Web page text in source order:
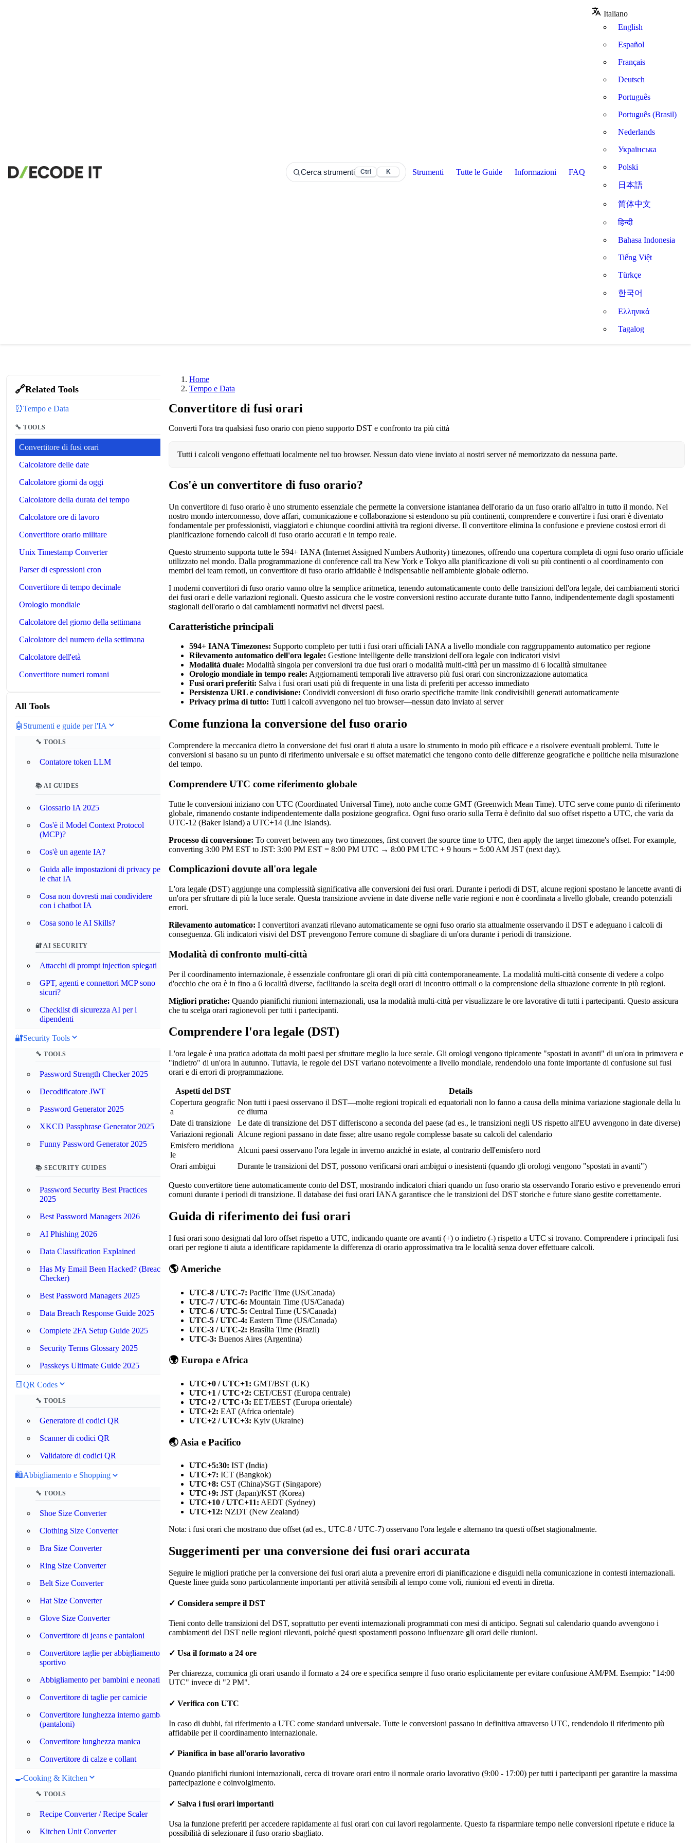
Cerca strumenti Ctrl K Strumenti Tutte le Guide Informazioni FAQ
Italiano
English
Español
Français
Deutsch
Português
Português (Brasil)
Nederlands
Українська
Polski
日本語
简体中文
हिन्दी
Bahasa Indonesia
Tiếng Việt
Türkçe
한국어
Ελληνικά
Tagalog
🔗Related Tools
⏰Tempo e Data
🔧 TOOLS
Convertitore di fusi orari
Calcolatore delle date
Calcolatore giorni da oggi
Calcolatore della durata del tempo
Calcolatore ore di lavoro
Convertitore orario militare
Unix Timestamp Converter
Parser di espressioni cron
Convertitore di tempo decimale
Orologio mondiale
Calcolatore del giorno della settimana
Calcolatore del numero della settimana
Calcolatore dell'età
Convertitore numeri romani
All Tools
🤖 Strumenti e guide per l'IA
🔧 TOOLS
Contatore token LLM
📚 AI GUIDES
Glossario IA 2025
Cos'è il Model Context Protocol
(MCP)?
Cos'è un agente IA?
Guida alle impostazioni di privacy per
le chat IA
Cosa non dovresti mai condividere
con i chatbot IA
Cosa sono le AI Skills?
🔐 AI SECURITY
Attacchi di prompt injection spiegati
GPT, agenti e connettori MCP sono
sicuri?
Checklist di sicurezza AI per i
dipendenti
🔐Security Tools
🔧 TOOLS
Password Strength Checker 2025
Decodificatore JWT
Password Generator 2025
XKCD Passphrase Generator 2025
Funny Password Generator 2025
📚 SECURITY GUIDES
Password Security Best Practices
2025
Best Password Managers 2026
AI Phishing 2026
Data Classification Explained
Has My Email Been Hacked? (Breach
Checker)
Best Password Managers 2025
Data Breach Response Guide 2025
Complete 2FA Setup Guide 2025
Security Terms Glossary 2025
Passkeys Ultimate Guide 2025
🔳QR Codes
🔧 TOOLS
Generatore di codici QR
Scanner di codici QR
Validatore di codici QR
🛍️Abbigliamento e Shopping
🔧 TOOLS
Shoe Size Converter
Clothing Size Converter
Bra Size Converter
Ring Size Converter
Belt Size Converter
Hat Size Converter
Glove Size Converter
Convertitore di jeans e pantaloni
Convertitore taglie per abbigliamento
sportivo
Abbigliamento per bambini e neonati
Convertitore di taglie per camicie
Convertitore lunghezza interno gamba
(pantaloni)
Convertitore lunghezza manica
Convertitore di calze e collant
🍳Cooking & Kitchen
🔧 TOOLS
Recipe Converter / Recipe Scaler
Kitchen Unit Converter
Home
Tempo e Data
Convertitore di fusi orari
Converti l'ora tra qualsiasi fuso orario con pieno supporto DST e confronto tra più città
Tutti i calcoli vengono effettuati localmente nel tuo browser. Nessun dato viene inviato ai nostri server né memorizzato da nessuna parte.
Cos'è un convertitore di fuso orario?
Un convertitore di fuso orario è uno strumento essenziale che permette la conversione istantanea dell'orario da un fuso orario all'altro in tutto il mondo. Nel
nostro mondo interconnesso, dove affari, comunicazione e collaborazione si estendono su più continenti, comprendere e convertire i fusi orari è diventato
fondamentale per professionisti, viaggiatori e chiunque coordini attività tra regioni diverse. Il convertitore elimina la confusione e previene costosi errori di
pianificazione fornendo calcoli di fuso orario accurati e in tempo reale.
Questo strumento supporta tutte le 594+ IANA (Internet Assigned Numbers Authority) timezones, offrendo una copertura completa di ogni fuso orario ufficiale
utilizzato nel mondo. Dalla programmazione di conference call tra New York e Tokyo alla pianificazione di voli su più continenti o al coordinamento con
membri del team remoti, un convertitore di fuso orario affidabile è indispensabile nell'ambiente globale odierno.
I moderni convertitori di fuso orario vanno oltre la semplice aritmetica, tenendo automaticamente conto delle transizioni dell'ora legale, dei cambiamenti storici
dei fusi orari e delle variazioni regionali. Questo assicura che le vostre conversioni restino accurate durante tutto l'anno, indipendentemente dagli spostamenti
stagionali dell'orario o dai cambiamenti normativi nei diversi paesi.
Caratteristiche principali
594+ IANA Timezones: Supporto completo per tutti i fusi orari ufficiali IANA a livello mondiale con raggruppamento automatico per regione
Rilevamento automatico dell'ora legale: Gestione intelligente delle transizioni dell'ora legale con indicatori visivi
Modalità duale: Modalità singola per conversioni tra due fusi orari o modalità multi-città per un massimo di 6 località simultanee
Orologio mondiale in tempo reale: Aggiornamenti temporali live attraverso più fusi orari con sincronizzazione automatica
Fusi orari preferiti: Salva i fusi orari usati più di frequente in una lista di preferiti per accesso immediato
Persistenza URL e condivisione: Condividi conversioni di fuso orario specifiche tramite link condivisibili generati automaticamente
Privacy prima di tutto: Tutti i calcoli avvengono nel tuo browser—nessun dato inviato ai server
Come funziona la conversione del fuso orario
Comprendere la meccanica dietro la conversione dei fusi orari ti aiuta a usare lo strumento in modo più efficace e a risolvere eventuali problemi. Tutte le
conversioni si basano su un punto di riferimento universale e su offset matematici che tengono conto delle differenze geografiche e politiche nella misurazione
del tempo.
Comprendere UTC come riferimento globale
Tutte le conversioni iniziano con UTC (Coordinated Universal Time), noto anche come GMT (Greenwich Mean Time). UTC serve come punto di riferimento
globale, rimanendo costante indipendentemente dalla posizione geografica. Ogni fuso orario sulla Terra è definito dal suo offset rispetto a UTC, che varia da
UTC-12 (Baker Island) a UTC+14 (Line Islands).
Processo di conversione: To convert between any two timezones, first convert the source time to UTC, then apply the target timezone's offset. For example,
converting 3:00 PM EST to JST: 3:00 PM EST = 8:00 PM UTC → 8:00 PM UTC + 9 hours = 5:00 AM JST (next day).
Complicazioni dovute all'ora legale
L'ora legale (DST) aggiunge una complessità significativa alle conversioni dei fusi orari. Durante i periodi di DST, alcune regioni spostano le lancette avanti di
un'ora per sfruttare di più la luce serale. Questa transizione avviene in date diverse nelle varie regioni e non è coordinata a livello globale, creando potenziali
errori.
Rilevamento automatico: I convertitori avanzati rilevano automaticamente se ogni fuso orario sta attualmente osservando il DST e adeguano i calcoli di
conseguenza. Gli indicatori visivi del DST prevengono l'errore comune di sbagliare di un'ora durante i periodi di transizione.
Modalità di confronto multi-città
Per il coordinamento internazionale, è essenziale confrontare gli orari di più città contemporaneamente. La modalità multi-città consente di vedere a colpo
d'occhio che ora è in fino a 6 località diverse, facilitando la scelta degli orari di incontro ottimali o la comprensione della situazione corrente in più regioni.
Migliori pratiche: Quando pianifichi riunioni internazionali, usa la modalità multi-città per visualizzare le ore lavorative di tutti i partecipanti. Questo assicura
che tu scelga orari ragionevoli per tutti i partecipanti.
Comprendere l'ora legale (DST)
L'ora legale è una pratica adottata da molti paesi per sfruttare meglio la luce serale. Gli orologi vengono tipicamente "spostati in avanti" di un'ora in primavera e
"indietro" di un'ora in autunno. Tuttavia, le regole del DST variano notevolmente a livello mondiale, rendendolo una fonte importante di confusione sui fusi
orari e di errori di programmazione.
Aspetti del DST
Details
Copertura geografic
a
Non tutti i paesi osservano il DST—molte regioni tropicali ed equatoriali non lo fanno a causa della minima variazione stagionale della lu
ce diurna
Date di transizione
Le date di transizione del DST differiscono a seconda del paese (ad es., le transizioni negli US rispetto all'EU avvengono in date diverse)
Variazioni regionali Alcune regioni passano in date fisse; altre usano regole complesse basate su calcoli del calendario
Emisfero meridiona
le
Alcuni paesi osservano l'ora legale in inverno anziché in estate, al contrario dell'emisfero nord
Orari ambigui
Durante le transizioni del DST, possono verificarsi orari ambigui o inesistenti (quando gli orologi vengono "spostati in avanti")
Questo convertitore tiene automaticamente conto del DST, mostrando indicatori chiari quando un fuso orario sta osservando l'orario estivo e prevenendo errori
comuni durante i periodi di transizione. Il database dei fusi orari IANA garantisce che le transizioni del DST storiche e future siano gestite correttamente.
Guida di riferimento dei fusi orari
I fusi orari sono designati dal loro offset rispetto a UTC, indicando quante ore avanti (+) o indietro (-) rispetto a UTC si trovano. Comprendere i principali fusi
orari per regione ti aiuta a identificare rapidamente la differenza di orario approssimativa tra le località senza dover effettuare calcoli.
🌎 Americhe
UTC-8 / UTC-7: Pacific Time (US/Canada)
UTC-7 / UTC-6: Mountain Time (US/Canada)
UTC-6 / UTC-5: Central Time (US/Canada)
UTC-5 / UTC-4: Eastern Time (US/Canada)
UTC-3 / UTC-2: Brasília Time (Brazil)
UTC-3: Buenos Aires (Argentina)
🌍 Europa e Africa
UTC+0 / UTC+1: GMT/BST (UK)
UTC+1 / UTC+2: CET/CEST (Europa centrale)
UTC+2 / UTC+3: EET/EEST (Europa orientale)
UTC+2: EAT (Africa orientale)
UTC+2 / UTC+3: Kyiv (Ukraine)
🌏 Asia e Pacifico
UTC+5:30: IST (India)
UTC+7: ICT (Bangkok)
UTC+8: CST (China)/SGT (Singapore)
UTC+9: JST (Japan)/KST (Korea)
UTC+10 / UTC+11: AEDT (Sydney)
UTC+12: NZDT (New Zealand)
Nota: i fusi orari che mostrano due offset (ad es., UTC-8 / UTC-7) osservano l'ora legale e alternano tra questi offset stagionalmente.
Suggerimenti per una conversione dei fusi orari accurata
Seguire le migliori pratiche per la conversione dei fusi orari aiuta a prevenire errori di pianificazione e disguidi nella comunicazione in contesti internazionali.
Queste linee guida sono particolarmente importanti per attività sensibili al tempo come voli, riunioni ed eventi in diretta.
✓ Considera sempre il DST
Tieni conto delle transizioni del DST, soprattutto per eventi internazionali programmati con mesi di anticipo. Segnati sul calendario quando avvengono i
cambiamenti del DST nelle regioni rilevanti, poiché questi spostamenti possono influenzare gli orari delle riunioni.
✓ Usa il formato a 24 ore
Per chiarezza, comunica gli orari usando il formato a 24 ore e specifica sempre il fuso orario esplicitamente per evitare confusione AM/PM. Esempio: "14:00
UTC" invece di "2 PM".
✓ Verifica con UTC
In caso di dubbi, fai riferimento a UTC come standard universale. Tutte le conversioni passano in definitiva attraverso UTC, rendendolo il riferimento più
affidabile per il coordinamento internazionale.
✓ Pianifica in base all'orario lavorativo
Quando pianifichi riunioni internazionali, cerca di trovare orari entro il normale orario lavorativo (9:00 - 17:00) per tutti i partecipanti per garantire la massima
partecipazione e coinvolgimento.
✓ Salva i fusi orari importanti
Usa la funzione preferiti per accedere rapidamente ai fusi orari con cui lavori regolarmente. Questo fa risparmiare tempo nelle conversioni ripetute e riduce la
possibilità di selezionare il fuso orario sbagliato.